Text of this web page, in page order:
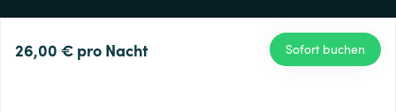
26,00 € pro Nacht Sofort buchen